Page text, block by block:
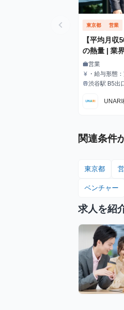
chevron_left 東京都 営業
【平均月
の熱量 | 業
ル営業
職種
work営業
給与
currency_yen ・給与形態
0,000円〜
最寄駅
train渋谷駅 B5出口(渋谷ヒカリエ2改札方面)より徒歩7分 (J
線・京王井
UNARI
関連条件
東京都
ベンチャー
求人を紹